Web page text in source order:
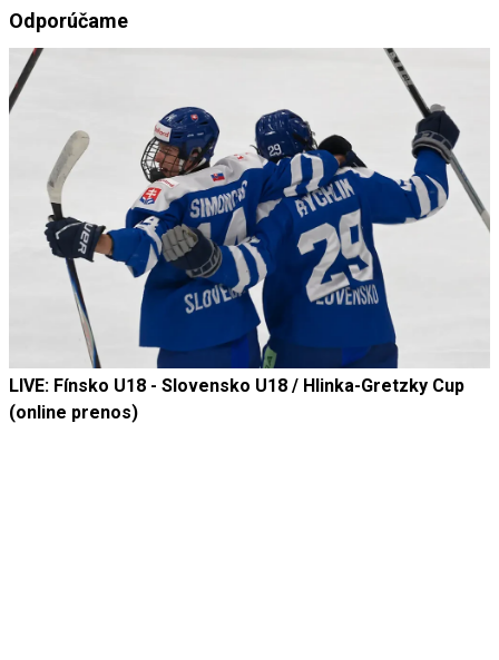
Odporúčame
LIVE: Fínsko U18 - Slovensko U18 / Hlinka-Gretzky Cup
(online prenos)